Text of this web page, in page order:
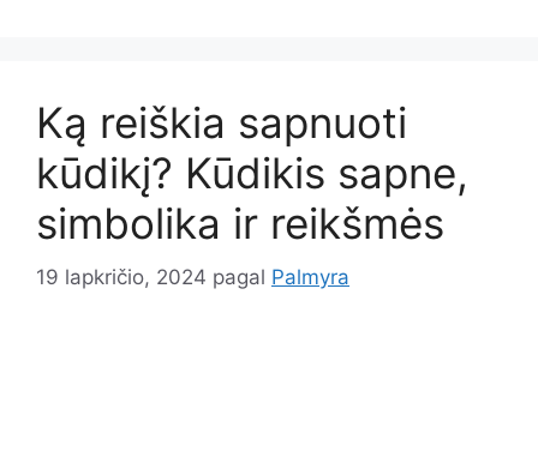
Ką reiškia sapnuoti
kūdikį? Kūdikis sapne,
simbolika ir reikšmės
19 lapkričio, 2024 pagal Palmyra